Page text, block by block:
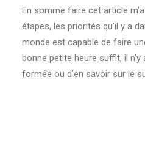
En somme faire cet article
étapes, les priorités qu’il y a
monde est capable de faire
bonne petite heure suffit, il
formée ou d’en savoir sur le